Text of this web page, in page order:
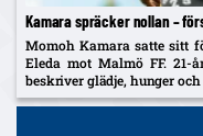
Kamara spräcker nollan –
Momoh Kamara satte sitt
Eleda mot Malmö FF.
beskriver glädje, hunger